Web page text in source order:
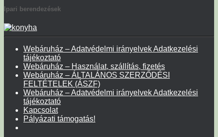
Ipari berendezések
Webáruház – Adatvédelmi irányelvek Adatkezelési
tájékoztató
Webáruház – Használat, szállítás, fizetés
Webáruház – ÁLTALÁNOS SZERZŐDÉSI
FELTÉTELEK (ÁSZF)
Webáruház – Adatvédelmi irányelvek Adatkezelési
tájékoztató
Kapcsolat
Pályázati támogatás!